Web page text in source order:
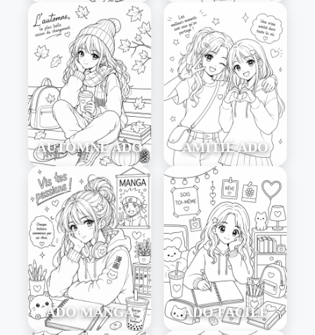
AUTOMNE ADO AMITIÉ ADO
ADO MANGA ADO FACILE